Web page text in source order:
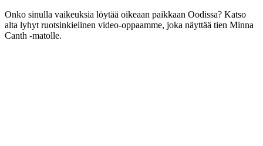
Onko sinulla vaikeuksia löytää oikeaan paikkaan Oodissa? Katso
alta lyhyt ruotsinkielinen video-oppaamme, joka näyttää tien Minna
Canth -matolle.